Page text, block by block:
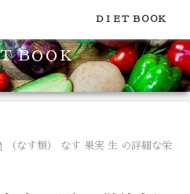
養素がわかる！健康やダイエットに
ＢＯＯＫ
（なす類） なす 果実 生 の詳細な栄
ＤＩＥＴ ＢＯＯＫ